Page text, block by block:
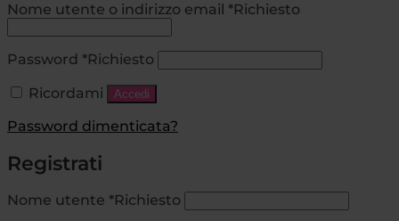
Nome utente o indirizzo email *Richiesto
Password *Richiesto
Ricordami
Accedi
Password dimenticata?
Registrati
Nome utente *Richiesto